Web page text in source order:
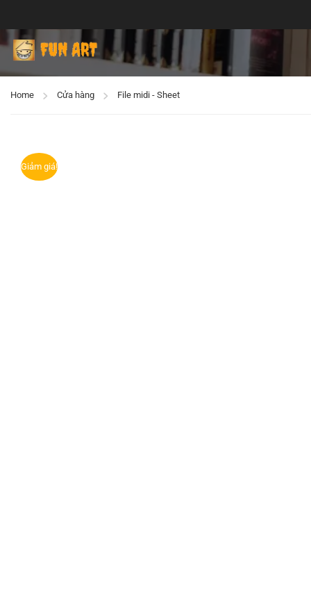
Home Cửa hàng File midi - Sheet
Giảm giá!